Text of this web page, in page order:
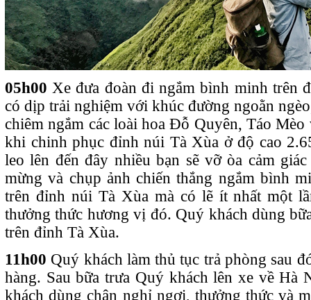
05h00Xe đưa đoàn đi ngắm bình minh trên
có dịp trải nghiệm với khúc đường ngoằn
chiêm ngắm các loài hoa Đỗ Quyên, Táo Mèo
khi chinh phục đỉnh núi Tà Xùa ở độ cao
leo lên đến đây nhiều bạn sẽ vỡ òa cảm
mừng và chụp ảnh chiến thắng ngắm bình
trên đỉnh núi Tà Xùa mà có lẽ ít nhất một
thưởng thức hương vị đó. Quý khách dùng
trên đỉnh Tà Xùa.
11h00 Quý khách làm thủ tục trả phòng sau
hàng. Sau bữa trưa Quý khách lên xe về Hà
khách dùng chân nghỉ ngơi, thưởng thức và